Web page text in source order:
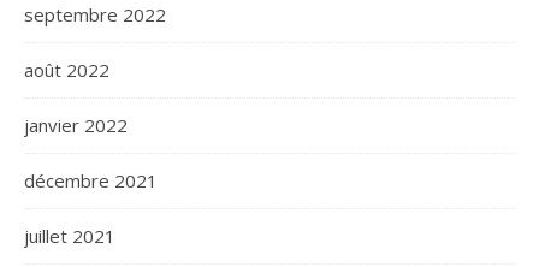
septembre 2022
août 2022
janvier 2022
décembre 2021
juillet 2021